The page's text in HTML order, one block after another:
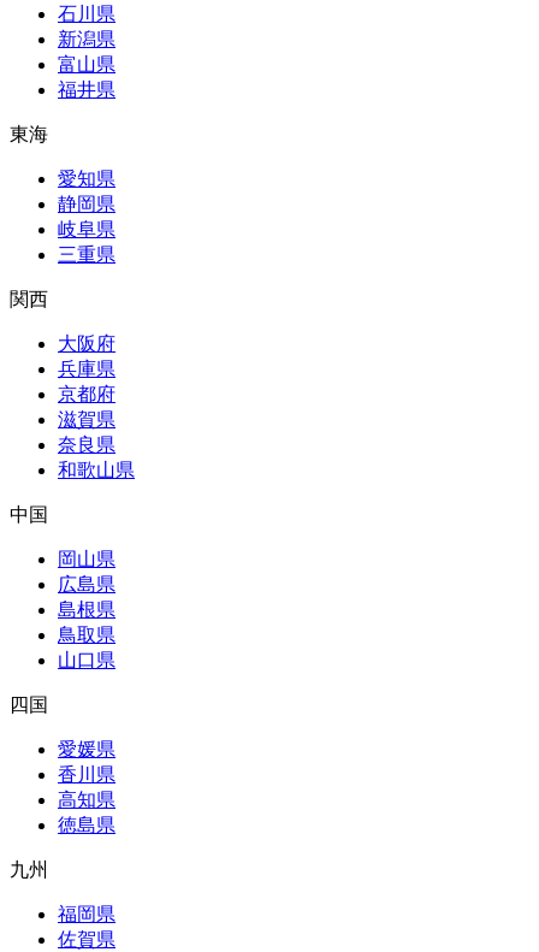
石川県
新潟県
富山県
福井県
東海
愛知県
静岡県
岐阜県
三重県
関西
大阪府
兵庫県
京都府
滋賀県
奈良県
和歌山県
中国
岡山県
広島県
島根県
鳥取県
山口県
四国
愛媛県
香川県
高知県
徳島県
九州
福岡県
佐賀県